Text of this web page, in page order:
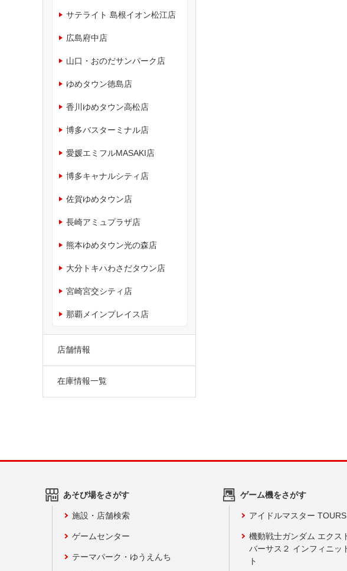
サテライト 島根イオン松江店
広島府中店
山口・おのだサンパーク店
ゆめタウン徳島店
香川ゆめタウン高松店
博多バスターミナル店
愛媛エミフルMASAKI店
博多キャナルシティ店
佐賀ゆめタウン店
長崎アミュプラザ店
熊本ゆめタウン光の森店
大分トキハわさだタウン店
宮崎宮交シティ店
那覇メインプレイス店
店舗情報
在庫情報一覧
あそび場をさがす
施設・店舗検索
ゲームセンター
テーマパーク・ゆうえんち
ゲーム機をさがす
アイドルマスター TOURS
機動戦士ガンダム エクス
バーサス２ インフィニッ
ト